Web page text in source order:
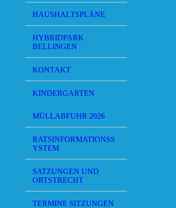
HAUSHALTSPLÄNE
HYBRIDPARK
BELLINGEN
KONTAKT
KINDERGARTEN
MÜLLABFUHR 2026
RATSINFORMATIONSS
YSTEM
SATZUNGEN UND
ORTSTRECHT
TERMINE SITZUNGEN